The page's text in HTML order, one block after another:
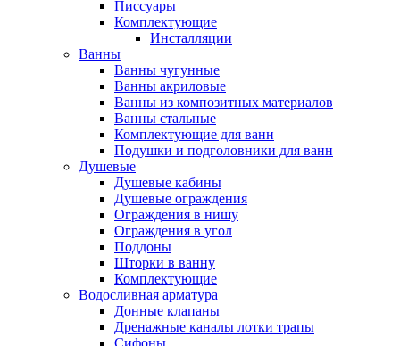
Писсуары
Комплектующие
Инсталляции
Ванны
Ванны чугунные
Ванны акриловые
Ванны из композитных материалов
Ванны стальные
Комплектующие для ванн
Подушки и подголовники для ванн
Душевые
Душевые кабины
Душевые ограждения
Ограждения в нишу
Ограждения в угол
Поддоны
Шторки в ванну
Комплектующие
Водосливная арматура
Донные клапаны
Дренажные каналы лотки трапы
Сифоны